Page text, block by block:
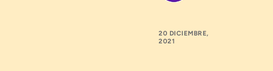
20 DICIEMBRE,
2021